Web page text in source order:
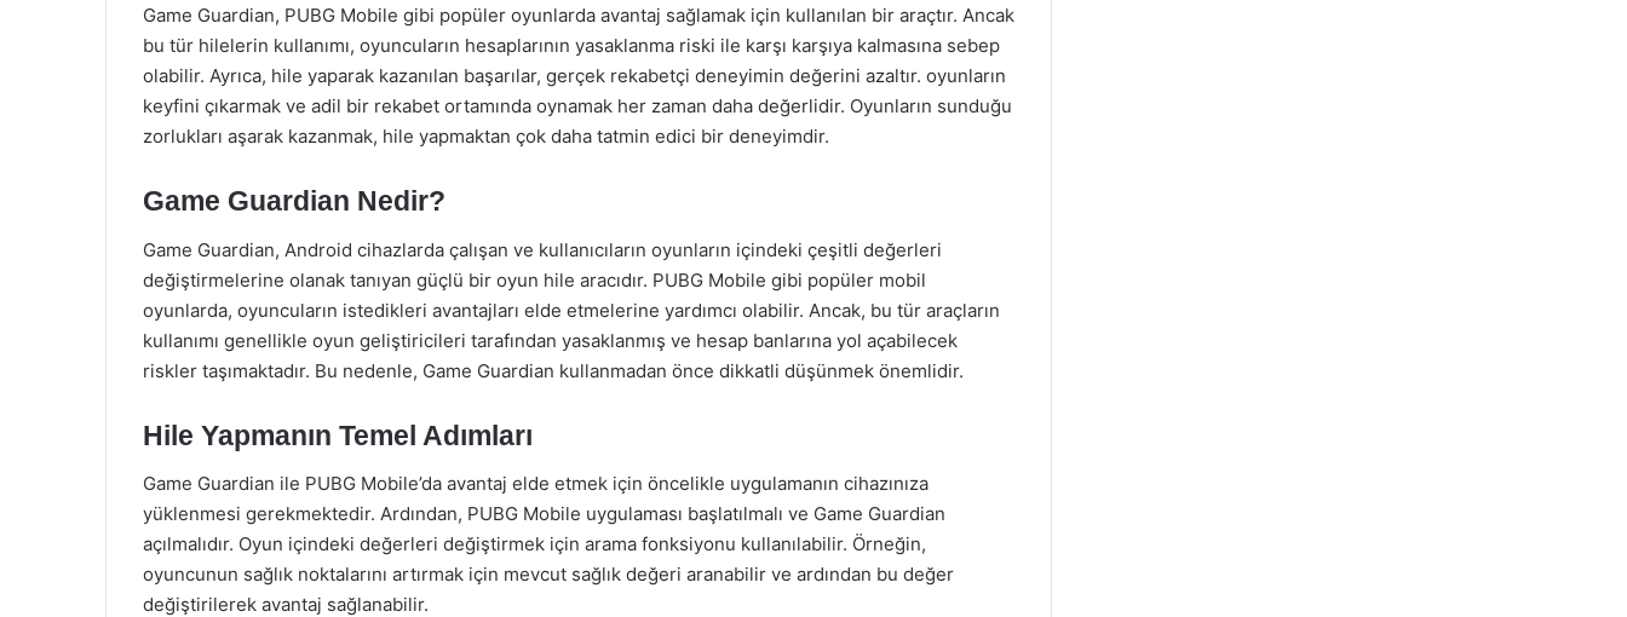
Game Guardian, PUBG Mobile gibi popüler oyunlarda avantaj sağlamak için kullanılan bir araçtır. Ancak
bu tür hilelerin kullanımı, oyuncuların hesaplarının yasaklanma riski ile karşı karşıya kalmasına sebep
olabilir. Ayrıca, hile yaparak kazanılan başarılar, gerçek rekabetçi deneyimin değerini azaltır. oyunların
keyfini çıkarmak ve adil bir rekabet ortamında oynamak her zaman daha değerlidir. Oyunların sunduğu
zorlukları aşarak kazanmak, hile yapmaktan çok daha tatmin edici bir deneyimdir.
Game Guardian Nedir?
Game Guardian, Android cihazlarda çalışan ve kullanıcıların oyunların içindeki çeşitli değerleri
değiştirmelerine olanak tanıyan güçlü bir oyun hile aracıdır. PUBG Mobile gibi popüler mobil
oyunlarda, oyuncuların istedikleri avantajları elde etmelerine yardımcı olabilir. Ancak, bu tür araçların
kullanımı genellikle oyun geliştiricileri tarafından yasaklanmış ve hesap banlarına yol açabilecek
riskler taşımaktadır. Bu nedenle, Game Guardian kullanmadan önce dikkatli düşünmek önemlidir.
Hile Yapmanın Temel Adımları
Game Guardian ile PUBG Mobile’da avantaj elde etmek için öncelikle uygulamanın cihazınıza
yüklenmesi gerekmektedir. Ardından, PUBG Mobile uygulaması başlatılmalı ve Game Guardian
açılmalıdır. Oyun içindeki değerleri değiştirmek için arama fonksiyonu kullanılabilir. Örneğin,
oyuncunun sağlık noktalarını artırmak için mevcut sağlık değeri aranabilir ve ardından bu değer
değiştirilerek avantaj sağlanabilir.